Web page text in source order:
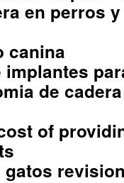
en perros
canina
de cadera
of